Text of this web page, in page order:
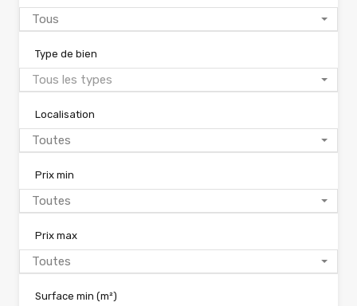
Tous
Type de bien
Tous les types
Localisation
Toutes
Prix min
Toutes
Prix max
Toutes
Surface min (m²)